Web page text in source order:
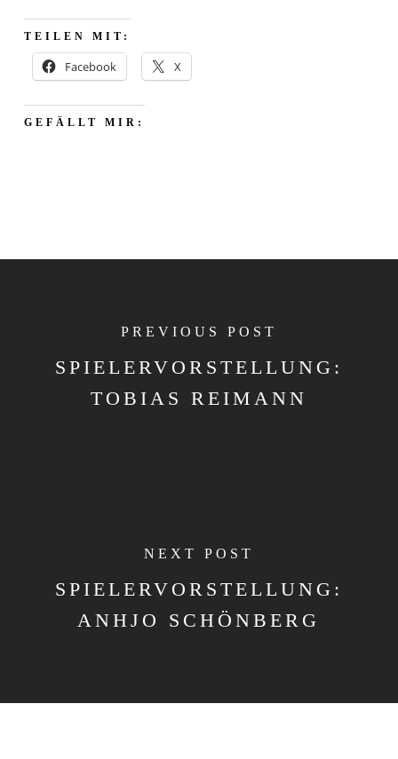
TEILEN MIT:
Facebook X
GEFÄLLT MIR:
PREVIOUS POST
SPIELERVORSTELLUNG:
TOBIAS REIMANN
NEXT POST
SPIELERVORSTELLUNG:
ANHJO SCHÖNBERG